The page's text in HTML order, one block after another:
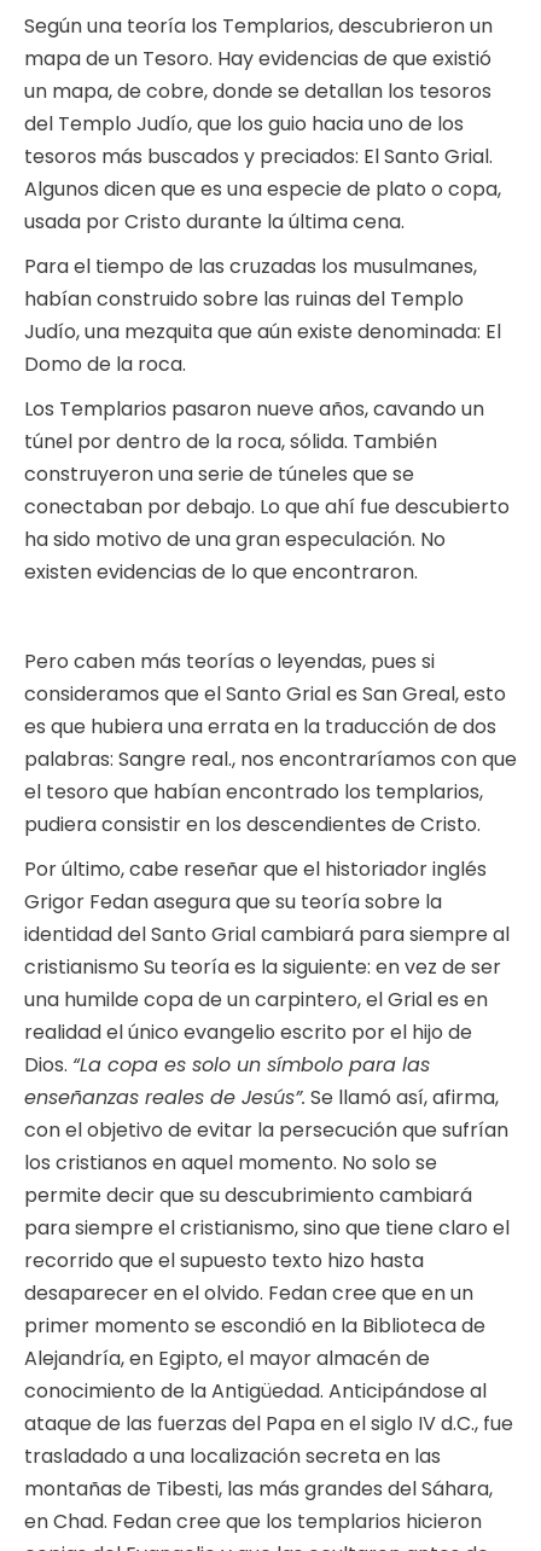
Según una teoría los Templarios, descubrieron un
mapa de un Tesoro. Hay evidencias de que existió
un mapa, de cobre, donde se detallan los tesoros
del Templo Judío, que los guio hacia uno de los
tesoros más buscados y preciados: El Santo Grial.
Algunos dicen que es una especie de plato o copa,
usada por Cristo durante la última cena.
Para el tiempo de las cruzadas los musulmanes,
habían construido sobre las ruinas del Templo
Judío, una mezquita que aún existe denominada: El
Domo de la roca.
Los Templarios pasaron nueve años, cavando un
túnel por dentro de la roca, sólida. También
construyeron una serie de túneles que se
conectaban por debajo. Lo que ahí fue descubierto
ha sido motivo de una gran especulación. No
existen evidencias de lo que encontraron.
Pero caben más teorías o leyendas, pues si
consideramos que el Santo Grial es San Greal, esto
es que hubiera una errata en la traducción de dos
palabras: Sangre real., nos encontraríamos con que
el tesoro que habían encontrado los templarios,
pudiera consistir en los descendientes de Cristo.
Por último, cabe reseñar que el historiador inglés
Grigor Fedan asegura que su teoría sobre la
identidad del Santo Grial cambiará para siempre al
cristianismo Su teoría es la siguiente: en vez de ser
una humilde copa de un carpintero, el Grial es en
realidad el único evangelio escrito por el hijo de
Dios. “La copa es solo un símbolo para las
enseñanzas reales de Jesús”. Se llamó así, afirma,
con el objetivo de evitar la persecución que sufrían
los cristianos en aquel momento. No solo se
permite decir que su descubrimiento cambiará
para siempre el cristianismo, sino que tiene claro el
recorrido que el supuesto texto hizo hasta
desaparecer en el olvido. Fedan cree que en un
primer momento se escondió en la Biblioteca de
Alejandría, en Egipto, el mayor almacén de
conocimiento de la Antigüedad. Anticipándose al
ataque de las fuerzas del Papa en el siglo IV d.C., fue
trasladado a una localización secreta en las
montañas de Tibesti, las más grandes del Sáhara,
en Chad. Fedan cree que los templarios hicieron